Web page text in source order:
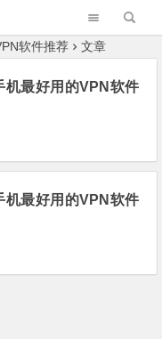
软件推荐 文章
机最好用的VPN软件
机最好用的VPN软件